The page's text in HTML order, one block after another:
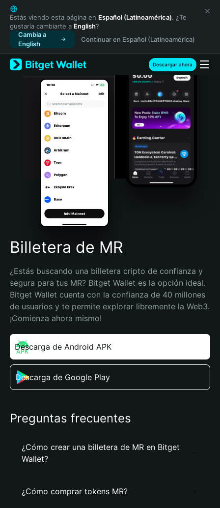
English
日本語
Tiếng Việt
Русский
Español (Latinoamérica)
Türkçe
Italiano
Português (Portugal)
Bahasa Indonesia
Português (Brasil)
Español (Argentina)
Estás viendo esta página en Español (Latinoamérica). ¿Te
gustaría cambiarte a English?
Cambia a
English
Continuar en Español (Latinoamérica)
Descargar ahora
Billetera de MR
¿Estás buscando una billetera cripto de confianza y
segura para tus MR? Bitget Wallet es la opción ideal.
Bitget Wallet cuenta con la confianza de 40 millones
de usuarios y te permite explorar libremente la Web3.
¡Comienza ahora mismo!
Descarga de Android APK
Descarga de Google Play
Preguntas frecuentes
¿Cómo crear una billetera de MR en Bitget
Wallet?
¿Cómo comprar tokens MR?